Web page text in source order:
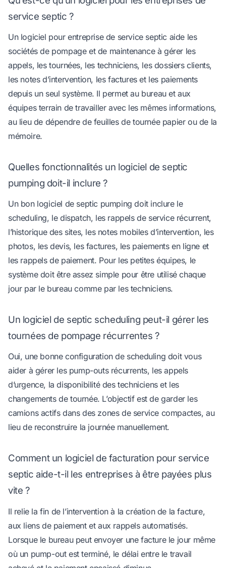
service septic ?
Un logiciel pour entreprise de service septic aide les
sociétés de pompage et de maintenance à gérer les
appels, les tournées, les techniciens, les dossiers clients,
les notes d’intervention, les factures et les paiements
depuis un seul système. Il permet au bureau et aux
équipes terrain de travailler avec les mêmes informations,
au lieu de dépendre de feuilles de tournée papier ou de la
mémoire.
Quelles fonctionnalités un logiciel de septic
pumping doit-il inclure ?
Un bon logiciel de septic pumping doit inclure le
scheduling, le dispatch, les rappels de service récurrent,
l’historique des sites, les notes mobiles d’intervention, les
photos, les devis, les factures, les paiements en ligne et
les rappels de paiement. Pour les petites équipes, le
système doit être assez simple pour être utilisé chaque
jour par le bureau comme par les techniciens.
Un logiciel de septic scheduling peut-il gérer les
tournées de pompage récurrentes ?
Oui, une bonne configuration de scheduling doit vous
aider à gérer les pump-outs récurrents, les appels
d’urgence, la disponibilité des techniciens et les
changements de tournée. L’objectif est de garder les
camions actifs dans des zones de service compactes, au
lieu de reconstruire la journée manuellement.
Comment un logiciel de facturation pour service
septic aide-t-il les entreprises à être payées plus
vite ?
Il relie la fin de l’intervention à la création de la facture,
aux liens de paiement et aux rappels automatisés.
Lorsque le bureau peut envoyer une facture le jour même
où un pump-out est terminé, le délai entre le travail